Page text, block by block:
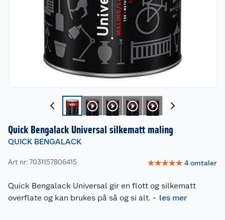
Quick Bengalack Universal silkematt maling
QUICK BENGALACK
Art nr: 7031157806415 ☆☆☆☆☆ 4omtaler
Quick Bengalack Universal gir en flott og silkematt
overflate og kan brukes på så og si alt. - les mer